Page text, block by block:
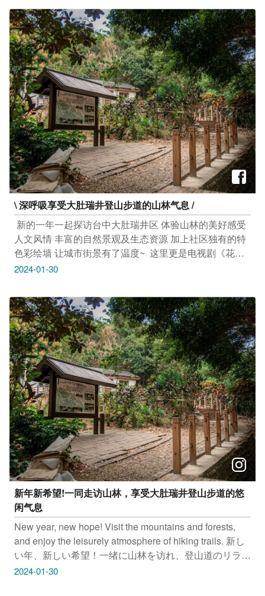
비의 베일을 벗기는 모험 여행을 즐겨보세요!雪山坑环线
步道地址：台中市和平区雪山坑林道巨人之手地址：台中
市和平区达观里雪山坑产业道路山苏森林&zwnj;地址：台
中市和平区达观里雪山坑产业道路照片来源：
IG@photo_sy31只要Tag @&zwnj;taichungtravels就有机
会让你的美照在大玩台中FB、IG、微博及台中观光旅游
网上曝光喔！#taichungtravels #travel #scenery
#Landscape #taiwan #taichung #discovertaichung #여
행 #풍경 #観光 #旅行 #风景 #台中 #大玩台中 #台中景点
#打卡景点 #台中风景 #台中秘境 #和平区景点 #雪山坑环
线步道 #巨人之手 #山苏森林
\ 深呼吸享受大肚瑞井登山步道的山林气息 /
​ 新的一年一起探访台中大肚瑞井区 体验山林的美好感受
人文风情 丰富的自然景观及生态资源 加上社区独有的特
色彩绘墙 让城市街景有了温度~ ​ 这里更是电视剧《花甲
男孩转大人》的拍摄景点！！ 顺道到附近古色古香的面
2024-01-30
新年新希望!一同走访山林，享受大肚瑞井登山步道的悠
闲气息
New year, new hope! Visit the mountains and forests,
and enjoy the leisurely atmosphere of hiking trails. 新し
い年、新しい希望！一绪に山林を访れ、登山道のリラッ
クスした雰囲気を楽しみましょう 새해 새 희망! 함께 산
2024-01-30